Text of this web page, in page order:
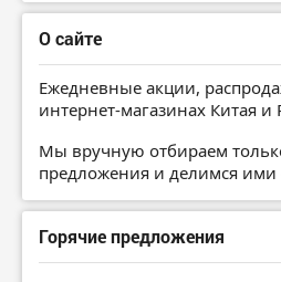
О сайте
Ежедневные акции,
интернет-магазинах Китая и
Мы вручную отбираем
предложения и делимся ими
Горячие предложения